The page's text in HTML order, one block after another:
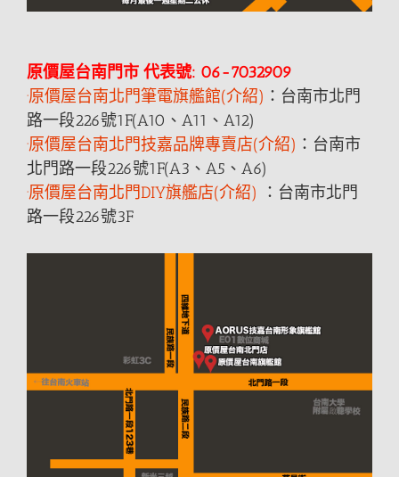
原價屋台南門市 代表號: 06-7032909
·原價屋台南北門筆電旗艦館(介紹) ：台南市北門
路一段226號1F(A10、A11、A12)
·原價屋台南北門技嘉品牌專賣店(介紹) ：台南市
北門路一段226號1F(A3、A5、A6)
·原價屋台南北門DIY旗艦店(介紹)
：台南市北門
路一段226號3F